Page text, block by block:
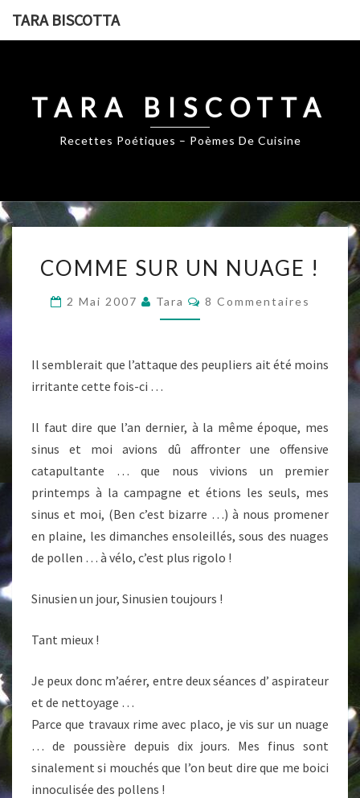
TARA BISCOTTA
TARA BISCOTTA
Recettes Poétiques – Poèmes De Cuisine
SUR
NUAGE
COMME SUR UN NUAGE !
2 Mai 2007 Tara Commentaires
8 Commentaires
Il semblerait que l’attaque des peupliers ait été moins
irritante cette fois-ci …
Il faut dire que l’an dernier, à la même époque, mes
sinus et moi avions dû affronter une offensive
catapultante … que nous vivions un premier
printemps à la campagne et étions les seuls, mes
sinus et moi, (Ben c’est bizarre …) à nous promener
en plaine, les dimanches ensoleillés, sous des nuages
de pollen … à vélo, c’est plus rigolo !
Sinusien un jour, Sinusien toujours !
Tant mieux !
Je peux donc m’aérer, entre deux séances d’ aspirateur
et de nettoyage …
Parce que travaux rime avec placo, je vis sur un nuage
… de poussière depuis dix jours. Mes finus sont
sinalement si mouchés que l’on beut dire que me boici
innoculisée des pollens !